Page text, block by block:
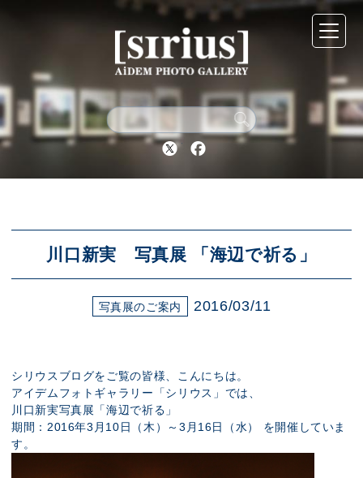
Twitter Facebook
川口新実 写真展 「海辺で祈る」
写真展のご案内 2016/03/11
シリウスブログをご覧の皆様、こんにちは。
アイデムフォトギャラリー「シリウス」では、
川口新実写真展「海辺で祈る」
期間：2016年3月10日（木）～3月16日（水） を開催していま
す。
シリウスについて
展示スケジュール
アクセス